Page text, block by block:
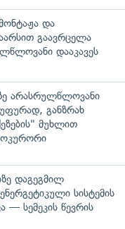
და
გაავრცელა
დააკავეს
არასრულწლოვანი
განზრახ
მუხლით
დაგეგმილ
სისტემის
— სემეკის წევრის